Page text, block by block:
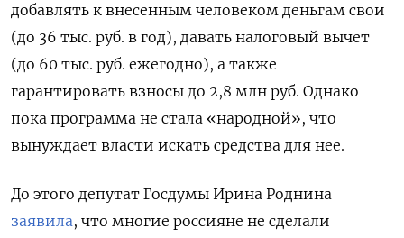
добавлять к внесенным человеком деньгам свои
(до 36 тыс. руб. в год), давать налоговый вычет
(до 60 тыс. руб. ежегодно), а также
гарантировать взносы до 2,8 млн руб. Однако
пока программа не стала «народной», что
вынуждает власти искать средства для нее.
До этого депутат Госдумы Ирина Роднина
заявила, что многие россияне не сделали